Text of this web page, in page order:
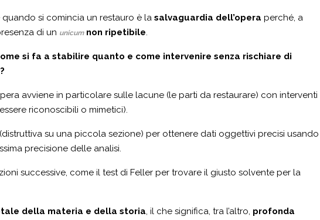
si comincia un restauro è la salvaguardia dell’opera perché, a
di un unicumnon ripetibile.
si fa a stabilire quanto e come intervenire senza rischiare di
avviene in particolare sulle lacune (le parti da restaurare) con interventi
riconoscibili o mimetici).
su una piccola sezione) per ottenere dati oggettivi precisi usando
precisione delle analisi.
successive, come il test di Feller per trovare il giusto solvente per la
della materia e della storia, il che significa, tra l’altro, profonda